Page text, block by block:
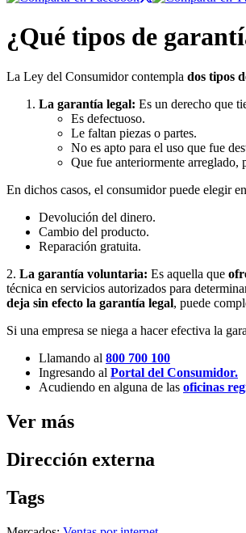
¿Qué tipos de
La Ley del Consumidor contempla dos tipos
La garantía legal: Es un derecho que
Es defectuoso.
Le faltan piezas o partes.
No es apto para el uso que fue
Que fue anteriormente arreglado,
En dichos casos, el consumidor puede elegir
Devolución del dinero.
Cambio del producto.
Reparación gratuita.
2. La garantía voluntaria: Es aquella que
técnica en servicios autorizados para
deja sin efecto la garantía legal, puede
Si una empresa se niega a hacer efectiva la
Llamando al 800 700 100
Ingresando al Portal del Consumidor.
Acudiendo en alguna de las oficinas
Ver más
Dirección externa
Tags